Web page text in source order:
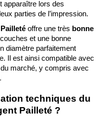
apparaître lors des
parties de l’impression.
offre une très bonne
et une bonne
diamètre parfaitement
Il est ainsi compatible avec
marché, y compris avec
techniques du
Pailleté ?